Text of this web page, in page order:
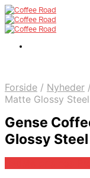
Forside / Nyheder /
Matte Glossy Steel
Gense
Glossy Steel